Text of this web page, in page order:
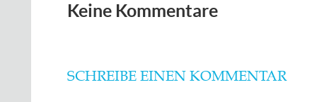
Keine Kommentare
SCHREIBE EINEN KOMMENTAR